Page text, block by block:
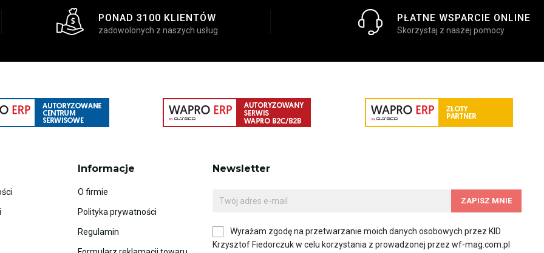
PONAD 3100 KLIENTÓW
zadowolonych z naszych usług
PŁATNE WSPARCIE ONLINE
Skorzystaj z naszej pomocy
Informacje
O firmie
Polityka prywatności
Regulamin
Newsletter
Wyrażam zgodę na przetwarzanie moich danych osobowych przez KID
Krzysztof Fiedorczuk w celu korzystania z prowadzonej przez wf-mag.com.pl